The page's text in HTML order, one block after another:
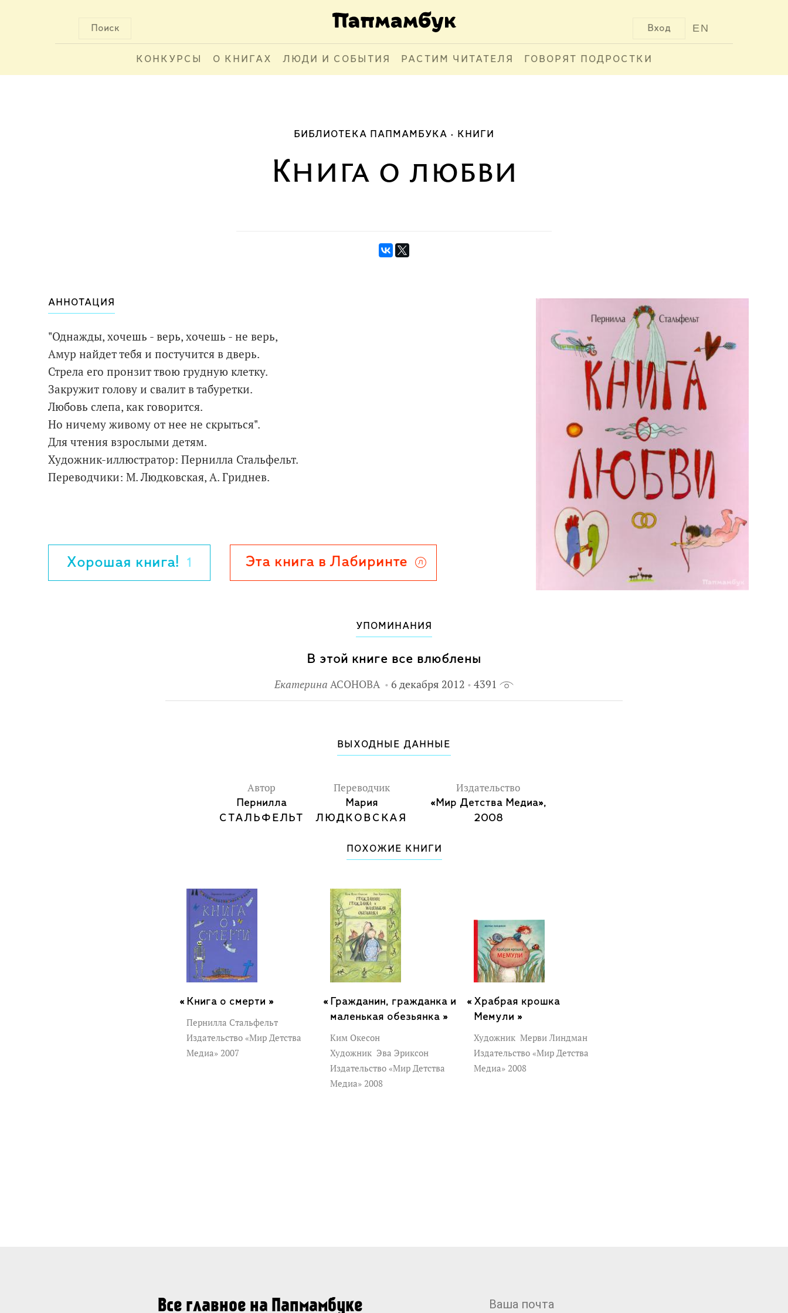
Поиск EN
Вход
КОНКУРСЫ О КНИГАХ ЛЮДИ И СОБЫТИЯ РАСТИМ ЧИТАТЕЛЯ ГОВОРЯТ ПОДРОСТКИ
БИБЛИОТЕКА ПАПМАМБУКА КНИГИ
Книга о любви
АННОТАЦИЯ
"Однажды, хочешь - верь, хочешь - не верь,
Амур найдет тебя и постучится в дверь.
Стрела его пронзит твою грудную клетку.
Закружит голову и свалит в табуретки.
Любовь слепа, как говорится.
Но ничему живому от нее не скрыться".
Для чтения взрослыми детям.
Художник-иллюстратор: Пернилла Стальфельт.
Переводчики: М. Людковская, А. Гриднев.
Хорошая книга! 1 Эта книга в Лабиринте
УПОМИНАНИЯ
В этой книге все влюблены
Екатерина АСОНОВА 6 декабря 2012 4391
ВЫХОДНЫЕ ДАННЫЕ
Автор
Пернилла
СТАЛЬФЕЛЬТ
Переводчик
Мария
ЛЮДКОВСКАЯ
Издательство
«Мир Детства Медиа»,
2008
ПОХОЖИЕ КНИГИ
Книга о смерти »
Пернилла Стальфельт
Издательство «Мир Детства
Медиа» 2007
Гражданин, гражданка и
маленькая обезьянка »
Ким Окесон
Художник Эва Эриксон
Издательство «Мир Детства
Медиа» 2008
Храбрая крошка
Мемули »
Художник Мерви Линдман
Издательство «Мир Детства
Медиа» 2008
Все главное на Папмамбуке